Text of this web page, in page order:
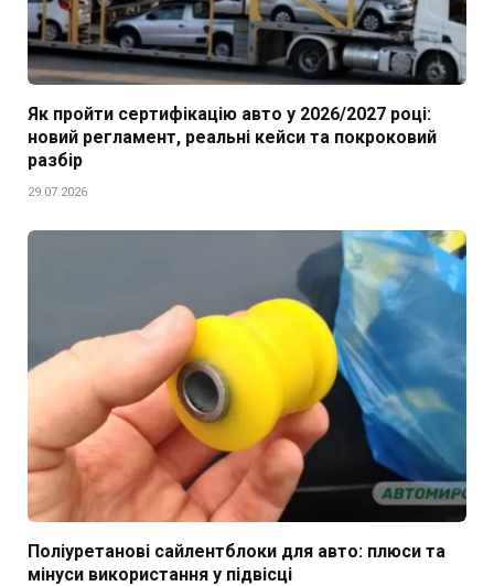
Як пройти сертифікацію авто у 2026/2027 році:
новий регламент, реальні кейси та покроковий
разбір
29.07.2026
Поліуретанові сайлентблоки для авто: плюси та
мінуси використання у підвісці